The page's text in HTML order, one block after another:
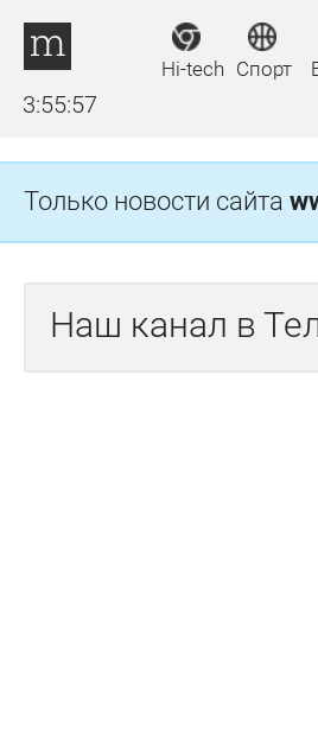
3:55:57
Hi-tech Спорт Бизнес
Только новости сайта
Наш канал в